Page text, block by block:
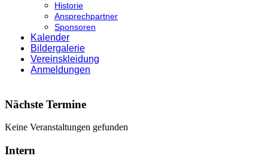
Historie
Ansprechpartner
Sponsoren
Kalender
Bildergalerie
Vereinskleidung
Anmeldungen
Nächste Termine
Keine Veranstaltungen gefunden
Intern